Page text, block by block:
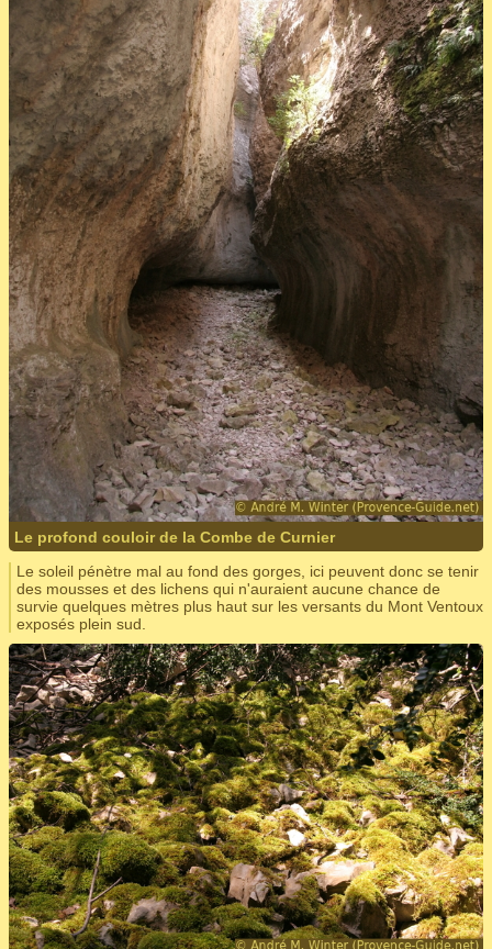
Le profond couloir de la Combe de Curnier
Le soleil pénètre mal au fond des gorges, ici peuvent donc se tenir
des mousses et des lichens qui n'auraient aucune chance de
survie quelques mètres plus haut sur les versants du Mont Ventoux
exposés plein sud.